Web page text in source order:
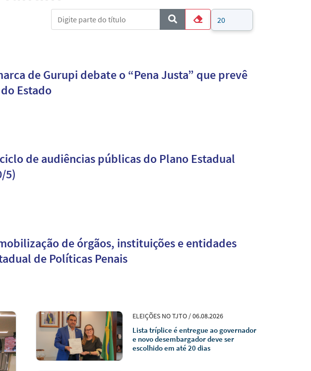
Digite parte do título
COM_CONTENT_FORM_FILTER_SUBMIT
Limpar
Mostrar #
de Gurupi debate o “Pena Justa” que prevê
Estado
de audiências públicas do Plano Estadual
5)
instituições e entidades
de Políticas Penais
ELEIÇÕES NO TJTO / 06.08.2026
Lista tríplice é entregue ao governador
e novo desembargador deve ser
escolhido em até 20 dias